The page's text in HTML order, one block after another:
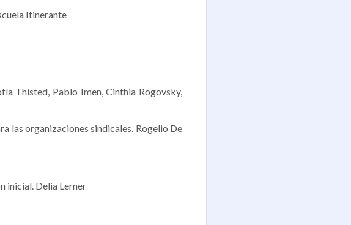
Itinerante
Thisted, Pablo Imen, Cinthia Rogovsky,
las organizaciones sindicales. Rogelio De
inicial. Delia Lerner